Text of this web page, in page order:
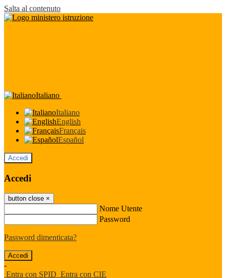
Salta al contenuto
Italiano
Italiano
English
Français
Español
Accedi
Accedi
button close ×
Nome Utente
Password
Password dimenticata?
-
Entra con SPID Entra con CIE